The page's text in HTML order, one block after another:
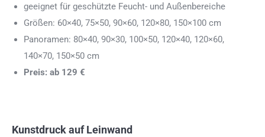
geeignet für geschützte Feucht- und Außenbereiche
Größen: 60×40, 75×50, 90×60, 120×80, 150×100 cm
Panoramen: 80×40, 90×30, 100×50, 120×40, 120×60,
140×70, 150×50 cm
Preis: ab 129 €
Kunstdruck auf Leinwand